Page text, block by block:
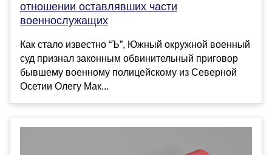
отношении оставлявших части
военнослужащих
Как стало известно “Ъ”, Южный окружной военный
суд признал законным обвинительный приговор
бывшему военному полицейскому из Северной
Осетии Олегу Мак...